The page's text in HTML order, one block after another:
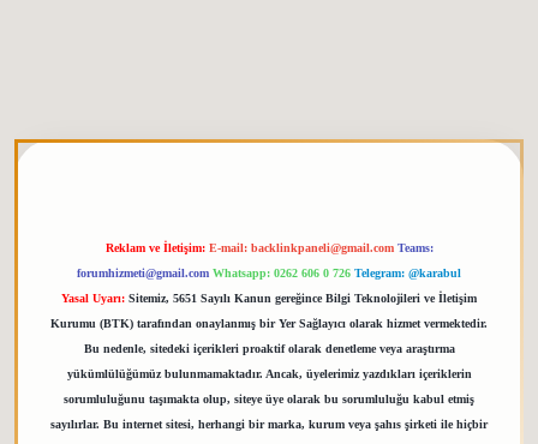
Reklam ve İletişim: E-mail: backlinkpaneli@gmail.com Teams:
forumhizmeti@gmail.com Whatsapp: 0262 606 0 726 Telegram: @karabul
Yasal Uyarı: Sitemiz, 5651 Sayılı Kanun gereğince Bilgi Teknolojileri ve İletişim
Kurumu (BTK) tarafından onaylanmış bir Yer Sağlayıcı olarak hizmet vermektedir.
Bu nedenle, sitedeki içerikleri proaktif olarak denetleme veya araştırma
yükümlülüğümüz bulunmamaktadır. Ancak, üyelerimiz yazdıkları içeriklerin
sorumluluğunu taşımakta olup, siteye üye olarak bu sorumluluğu kabul etmiş
sayılırlar. Bu internet sitesi, herhangi bir marka, kurum veya şahıs şirketi ile hiçbir